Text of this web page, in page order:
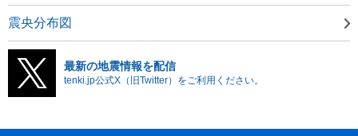
震央分布図
最新の地震情報を配信
tenki.jp公式X（旧Twitter）をご利用ください。